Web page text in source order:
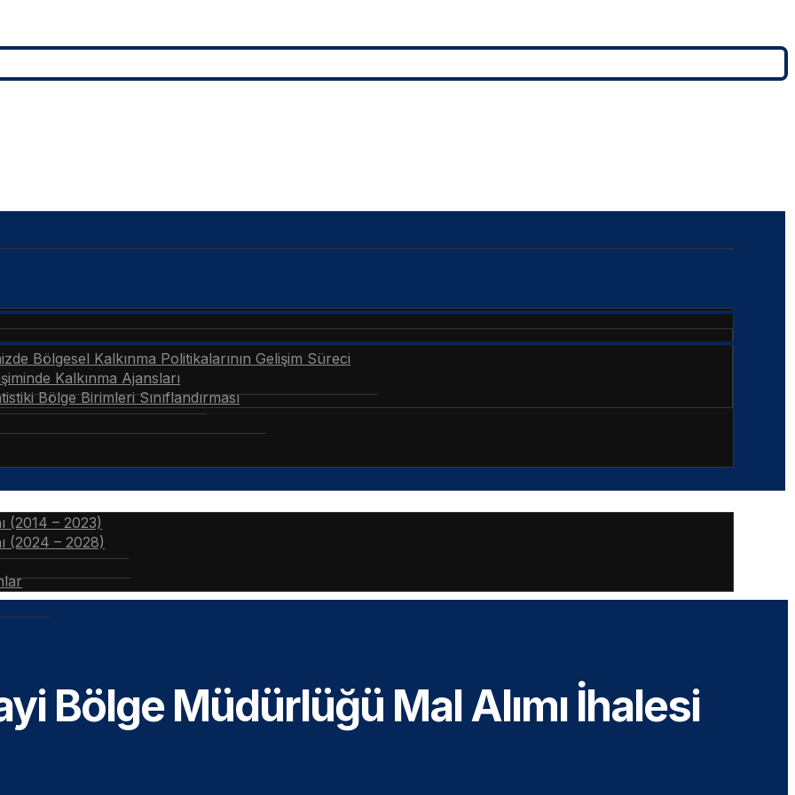
Bölgesel Kalkınma Politikalarının Gelişim Süreci
Kalkınma Ajansları
Bölge Birimleri Sınıflandırması
(2014 – 2023)
(2024 – 2028)
Bölge Müdürlüğü Mal Alımı İhalesi